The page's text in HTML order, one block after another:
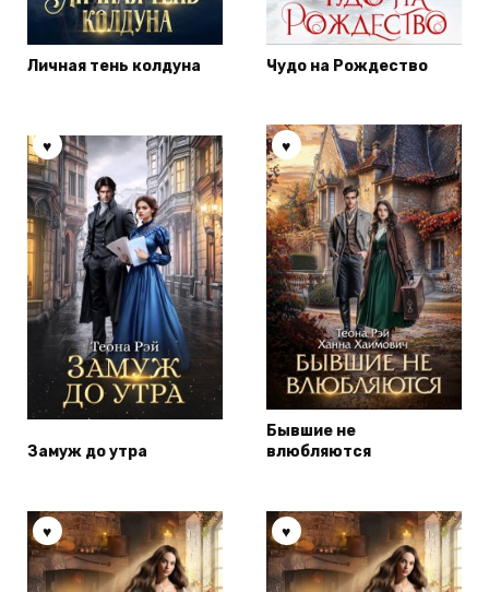
Личная тень колдуна Чудо на Рождество
Замуж до утра
Бывшие не
влюбляются